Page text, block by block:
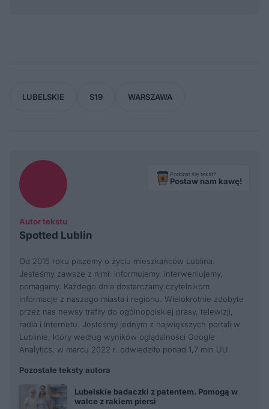
LUBELSKIE S19 WARSZAWA
Autor tekstu
Spotted Lublin
Podobał się tekst?
Postaw nam kawę!
Od 2016 roku piszemy o życiu mieszkańców Lublina.
Jesteśmy zawsze z nimi: informujemy, interweniujemy,
pomagamy. Każdego dnia dostarczamy czytelnikom
informacje z naszego miasta i regionu. Wielokrotnie zdobyte
przez nas newsy trafiły do ogólnopolskiej prasy, telewizji,
radia i Internetu. Jesteśmy jednym z największych portali w
Lublinie, który według wyników oglądalności Google
Analytics, w marcu 2022 r. odwiedziło ponad 1,7 mln UU.
Pozostałe teksty autora
Lubelskie badaczki z patentem. Pomogą w
walce z rakiem piersi